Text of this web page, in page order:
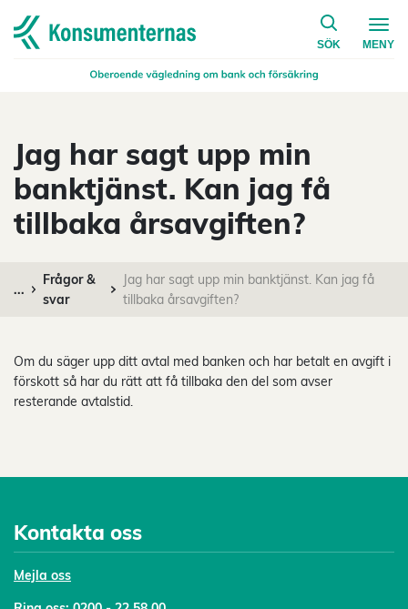
Navigera till startsidan
SÖK
på
MENY
Jag har sagt upp min
banktjänst. Kan jag få
tillbaka årsavgiften?
...
Frågor &
svar
Jag har sagt upp min banktjänst. Kan jag få
tillbaka årsavgiften?
Om du säger upp ditt avtal med banken och har betalt en avgift i
förskott så har du rätt att få tillbaka den del som avser
resterande avtalstid.
Kontakta oss
Mejla oss